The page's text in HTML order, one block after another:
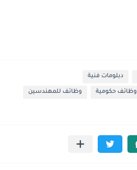
دبلومات فنية
وظائف حكومية وظائف للمهندسين